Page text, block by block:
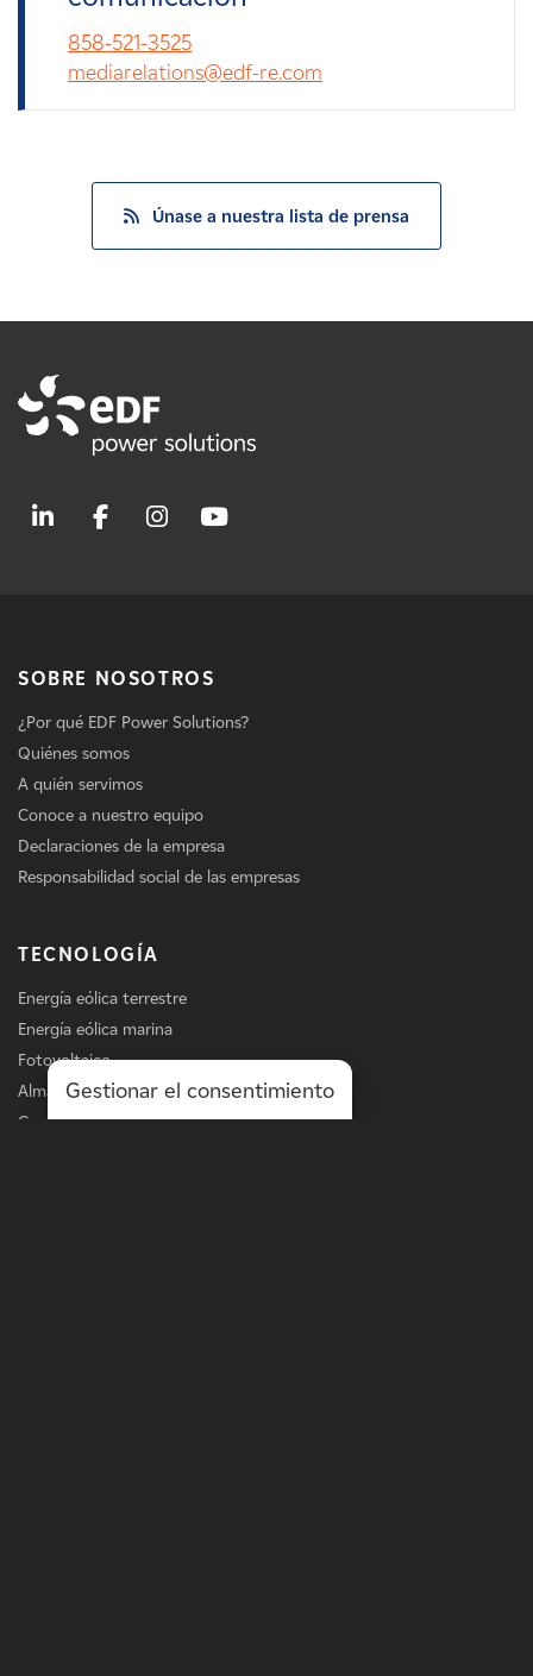
858-521-3525
mediarelations@edf-re.com
Únase a nuestra lista de prensa
SOBRE NOSOTROS
¿Por qué EDF Power Solutions?
Quiénes somos
A quién servimos
Conoce a nuestro equipo
Declaraciones de la empresa
Responsabilidad social de las empresas
TECNOLOGÍA
Energía eólica terrestre
Energía eólica marina
Fotovoltaico
Almacenamiento
Carga de vehículos eléctricos
Gestionar el consentimiento